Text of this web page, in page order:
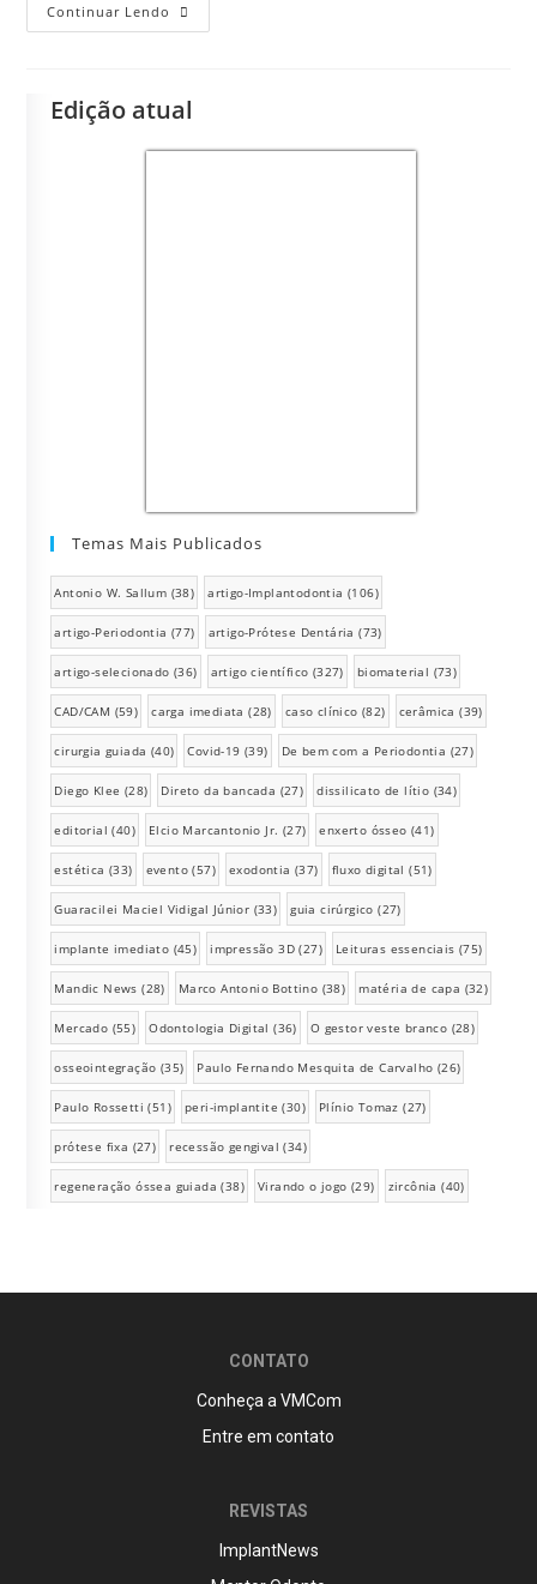
Continuar Lendo
Edição atual
Temas Mais Publicados
Antonio W. Sallum (38) artigo-Implantodontia (106)
artigo-Periodontia (77) artigo-Prótese Dentária (73)
artigo-selecionado (36) artigo científico (327) biomaterial (73)
CAD/CAM (59) carga imediata (28) caso clínico (82) cerâmica (39)
cirurgia guiada (40) Covid-19 (39) De bem com a Periodontia (27)
Diego Klee (28) Direto da bancada (27) dissilicato de lítio (34)
editorial (40) Elcio Marcantonio Jr. (27) enxerto ósseo (41)
estética (33) evento (57) exodontia (37) fluxo digital (51)
Guaracilei Maciel Vidigal Júnior (33) guia cirúrgico (27)
implante imediato (45) impressão 3D (27) Leituras essenciais (75)
Mandic News (28) Marco Antonio Bottino (38) matéria de capa (32)
Mercado (55) Odontologia Digital (36) O gestor veste branco (28)
osseointegração (35) Paulo Fernando Mesquita de Carvalho (26)
Paulo Rossetti (51) peri-implantite (30) Plínio Tomaz (27)
prótese fixa (27) recessão gengival (34)
regeneração óssea guiada (38) Virando o jogo (29) zircônia (40)
CONTATO
Conheça a VMCom
Entre em contato
REVISTAS
ImplantNews